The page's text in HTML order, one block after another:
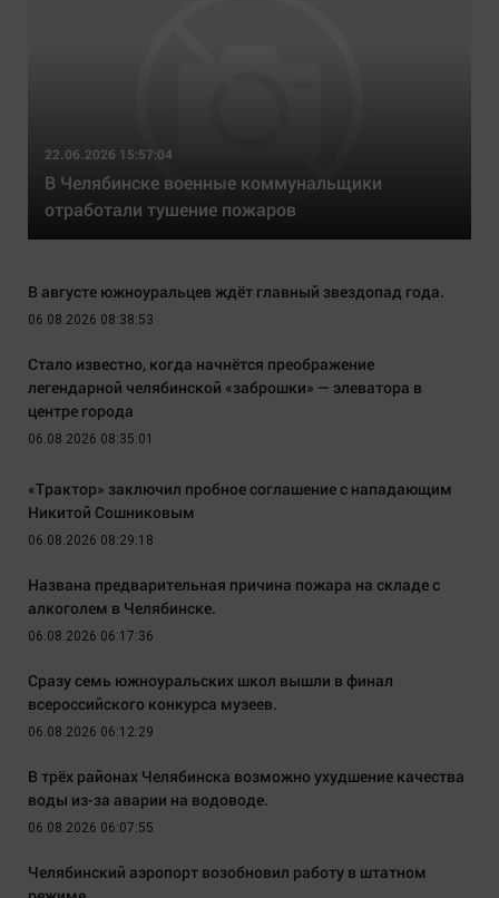
22.06.2026 15:57:04
В Челябинске военные коммунальщики
отработали тушение пожаров
В августе южноуральцев ждёт главный звездопад года.
06.08.2026 08:38:53
Стало известно, когда начнётся преображение
легендарной челябинской «заброшки» — элеватора в
центре города
06.08.2026 08:35:01
«Трактор» заключил пробное соглашение с нападающим
Никитой Сошниковым
06.08.2026 08:29:18
Названа предварительная причина пожара на складе с
алкоголем в Челябинске.
06.08.2026 06:17:36
Сразу семь южноуральских школ вышли в финал
всероссийского конкурса музеев.
06.08.2026 06:12:29
В трёх районах Челябинска возможно ухудшение качества
воды из-за аварии на водоводе.
06.08.2026 06:07:55
Челябинский аэропорт возобновил работу в штатном